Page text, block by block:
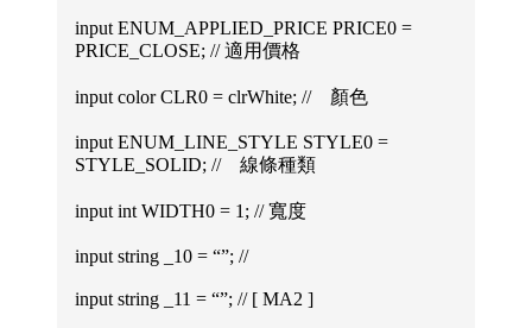
input ENUM_APPLIED_PRICE PRICE0 =
PRICE_CLOSE; // 適用價格
input color CLR0 = clrWhite; // 顏色
input ENUM_LINE_STYLE STYLE0 =
STYLE_SOLID; // 線條種類
input int WIDTH0 = 1; // 寬度
input string _10 = “”; //
input string _11 = “”; // [ MA2 ]